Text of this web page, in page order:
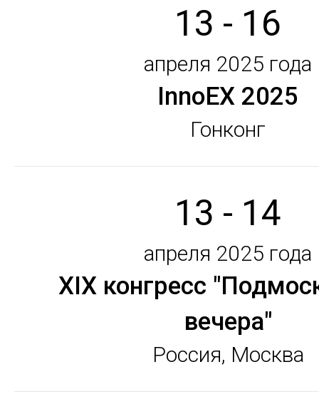
13 - 16
апреля 2025 года
InnoEX 2025
Гонконг
13 - 14
апреля 2025 года
XIX конгресс
вечера"
Россия, Москва